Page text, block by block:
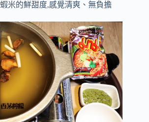
米的鮮甜度,感覺清爽、無負擔